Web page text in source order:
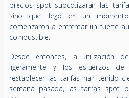
precios spot subcotizaran las
sino que llegó en un
comenzaron a enfrentar un fuerte
combustible.
Desde entonces, la utilización
ligeramente y los esfuerzos
restablecer las tarifas han tenido
semana pasada, las tarifas spot